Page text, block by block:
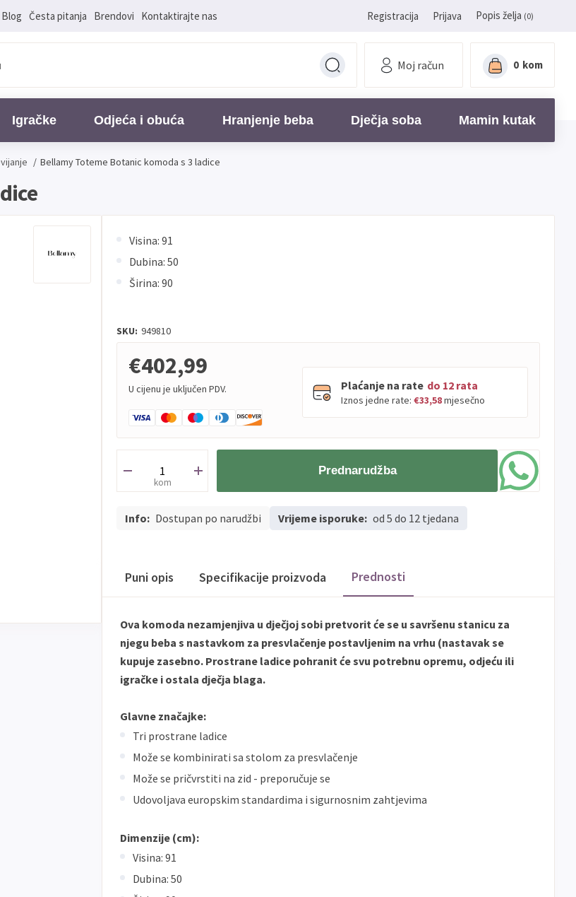
Blog Česta pitanja Brendovi Kontaktirajte nas Registracija Prijava Popis želja (0)
Moj račun 0 kom
Igračke Odjeća i obuća Hranjenje beba Dječja soba Mamin kutak
/ Bellamy Toteme Botanic komoda s 3 ladice
Visina: 91
Dubina: 50
Širina: 90
SKU: 949810
€402,99
U cijenu je uključen PDV. Plaćanje na rate do 12 rata
Iznos jedne rate: €33,58mjesečno
PBZ Visa do12rata
PBZ
Visa
rata
Erste
Maestro
Sve
banke
Master Jednokratno
Sve
kom
Prednarudžba
Info: Dostupan po narudžbi Vrijeme isporuke: od 5 do 12 tjedana
Puni opis Specifikacije proizvoda Prednosti
Ova komoda nezamjenjiva u dječjoj sobi pretvorit će se u savršenu stanicu za
njegu beba s nastavkom za presvlačenje postavljenim na vrhu (nastavak se
kupuje zasebno. Prostrane ladice pohranit će svu potrebnu opremu, odjeću ili
igračke i ostala dječja blaga.
Glavne značajke:
Tri prostrane ladice
Može se kombinirati sa stolom za presvlačenje
Može se pričvrstiti na zid - preporučuje se
Udovoljava europskim standardima i sigurnosnim zahtjevima
Dimenzije (cm):
Visina: 91
Dubina: 50